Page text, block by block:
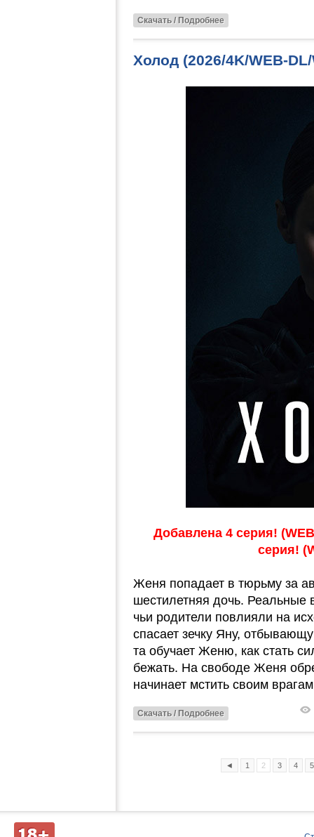
Скачать / Подробнее
Холод (2026/4K/WEB-
Добавлена 4 серия!
серия!
Женя попадает в тюрьму за
шестилетняя дочь.
чьи родители повлияли на
спасает зечку Яну,
та обучает Женю, как стать
бежать. На свободе Женя
начинает мстить своим
Скачать / Подробнее
◄ 1 2 3 4 5